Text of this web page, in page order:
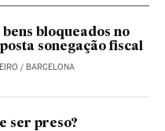
bloqueados no
sonegação fiscal
/ BARCELONA
ser preso?